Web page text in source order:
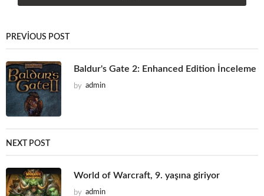
PREVIOUS POST
Baldur's Gate 2: Enhanced Edition İnceleme
by admin
NEXT POST
World of Warcraft, 9. yaşına giriyor
by admin